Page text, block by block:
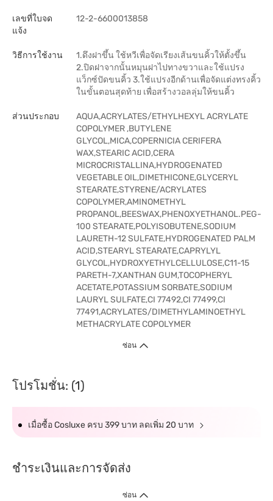
เลขที่ใบจด
แจ้ง
12-2-6600013858
วิธีการใช้งาน
1.ดึงฝาขึ้น ใช้หวีเพื่อจัดเรียงเส้นขนคิ้วให้ตั้งขึ้น
2.ปิดฝาจากนั้นหมุนฝาไปทางขวาและใช้แปรง
แว็กซ์ปัดขนคิ้ว 3.ใช้แปรงอีกด้านเพื่อจัดแต่งทรงคิ้ว
ในขั้นตอนสุดท้าย เพื่อสร้างวอลลุ่มให้ขนคิ้ว
ส่วนประกอบ
AQUA,ACRYLATES/ETHYLHEXYL ACRYLATE
COPOLYMER ,BUTYLENE
GLYCOL,MICA,COPERNICIA CERIFERA
WAX,STEARIC ACID,CERA
MICROCRISTALLINA,HYDROGENATED
VEGETABLE OIL,DIMETHICONE,GLYCERYL
STEARATE,STYRENE/ACRYLATES
COPOLYMER,AMINOMETHYL
PROPANOL,BEESWAX,PHENOXYETHANOL.PEG-
100 STEARATE,POLYISOBUTENE,SODIUM
LAURETH-12 SULFATE,HYDROGENATED PALM
ACID,STEARYL STEARATE,CAPRYLYL
GLYCOL,HYDROXYETHYLCELLULOSE,C11-15
PARETH-7,XANTHAN GUM,TOCOPHERYL
ACETATE,POTASSIUM SORBATE,SODIUM
LAURYL SULFATE,CI 77492,CI 77499,CI
77491,ACRYLATES/DIMETHYLAMINOETHYL
METHACRYLATE COPOLYMER
ซ่อน
โปรโมชั่น: (1)
เมื่อซื้อ Cosluxe ครบ 399 บาท ลดเพิ่ม 20 บาท
ชำระเงินและการจัดส่ง
ซ่อน